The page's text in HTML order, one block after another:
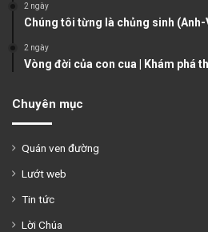
2 ngày
Chúng tôi từng là chủng sinh (Anh-
2 ngày
Vòng đời của con cua | Khám phá
Chuyên mục
Quán ven đường
Lướt web
Tin tức
Lời Chúa